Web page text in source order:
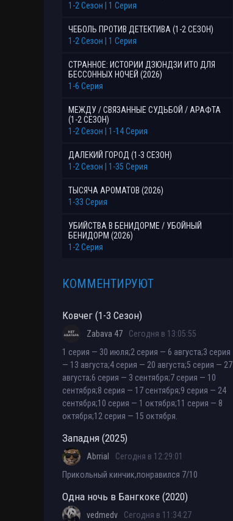
1-2 Сезон | 1 Серия
ЧЕБОЛЬ ПРОТИВ ДЕТЕКТИВА (1-2 СЕЗОН)
1-2 Сезон | 1 Серия
СТРАННОЕ: ИСТОРИИ ДЗЮНДЗИ ИТО ДЛЯ
БЕССОННЫХ НОЧЕЙ (2026)
1-6 Серия
МЕЖДУ / СВЯЗАННЫЕ СУДЬБОЙ / АРАФТА
(1-2 СЕЗОН)
1-2 Сезон | 1-14 Серия
ДАЛЕКИЙ ГОРОД (1-3 СЕЗОН)
1-2 Сезон | 1-35 Серия
ТЫСЯЧА АРОМАТОВ (2026)
1-33 Серия
УБИЙСТВА В БЕНИДОРМЕ / УБОЙНЫЙ
БЕНИДОРМ (2026)
1-2 Серия
КОММЕНТИРУЮТ
Ковчег (1-3 Сезон)
Zabava 47
Сегодня в 13:05:55
1 серия — 30 июля;2 серия — 6 августа;3 серия
— 13 августа;4 серия — 20 августа;5 серия — 27
августа;6 серия — 3 сентября;7 серия — 10
сентября;8 серия — 17 сентября;9 серия — 24
сентября;10 серия — 1 октября;11 серия — 8
октября;12 серия — 15 октября.
Западня (2025)
Abrrial
Сегодня в 12:29:01
Прикольный кинчик,понравился 7/10
Одна ночь в Бангкоке (2020)
vedmedv
Сегодня в 11:34:27